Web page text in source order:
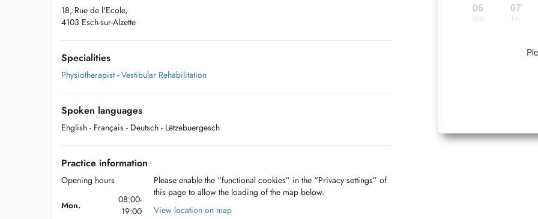
06 07
18, Rue de l'Ecole,
4103 Esch-sur-Alzette
Specialities
Physiotherapist - Vestibular Rehabilitation
Spoken languages
English - Français - Deutsch - Lëtzebuergesch
Practice information
Opening hours
Mon.
08:00-
19:00
Please enable the “functional cookies” in the “Privacy settings” of
this page to allow the loading of the map below.
View location on map